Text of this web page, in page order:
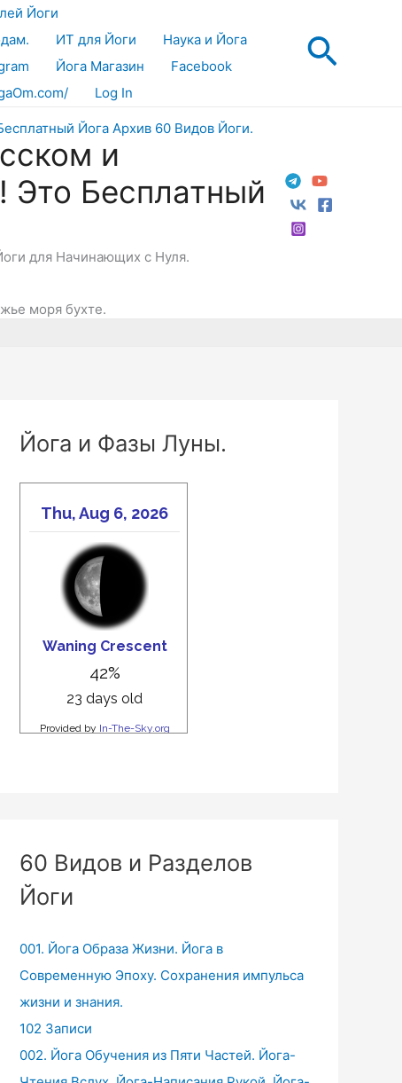
Йоги
ИТ для Йоги
Наука и Йога
Йога Магазин
Facebook
Log In
и
Это Бесплатный
для Начинающих с Нуля.
моря бухте.
Йога и Фазы Луны.
60 Видов и Разделов
Йоги
001. Йога Образа Жизни. Йога в
Современную Эпоху. Сохранения импульса
жизни и знания.
102 Записи
002. Йога Обучения из Пяти Частей. Йога-